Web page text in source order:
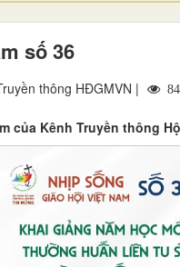
số 36
thông HĐGMVN |
của Kênh Truyền thông